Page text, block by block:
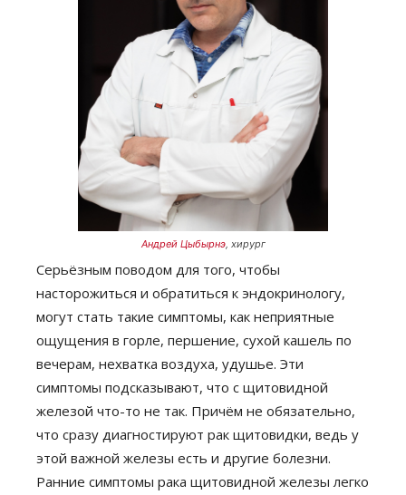
Андрей Цыбырнэ, хирург
Серьёзным поводом для того, чтобы
насторожиться и обратиться к эндокринологу,
могут стать такие симптомы, как неприятные
ощущения в горле, першение, сухой кашель по
вечерам, нехватка воздуха, удушье. Эти
симптомы подсказывают, что с щитовидной
железой что-то не так. Причём не обязательно,
что сразу диагностируют рак щитовидки, ведь у
этой важной железы есть и другие болезни.
Ранние симптомы рака щитовидной железы легко